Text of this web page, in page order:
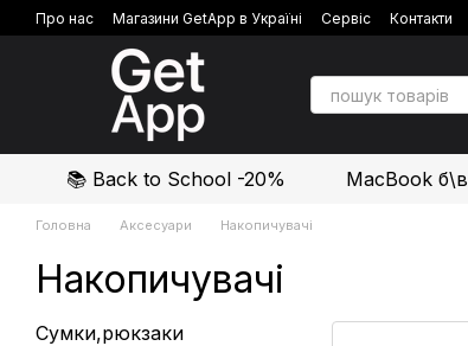
Перейти до основного контенту
Про нас Магазини GetApp в Україні Сервіс Контакти
Політика конфіденційності
Відгуки про магазин
📚 Back to School -20% MacBook б\в
Головна Аксесуари Накопичувачі
Накопичувачі
Сумки,рюкзаки